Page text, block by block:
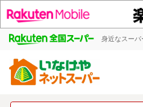
身近なスー